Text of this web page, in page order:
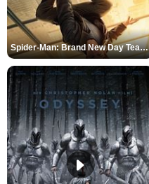
Spider-Man: Brand New Day Teaser